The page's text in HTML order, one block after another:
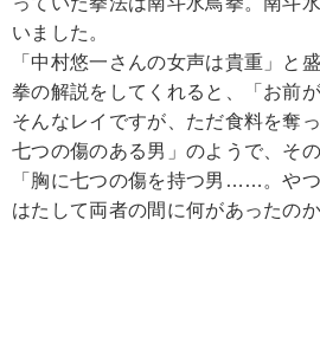
いました。
「中村悠一さんの女声は貴重」
拳の解説をしてくれると、「お前
そんなレイですが、ただ食料を奪
七つの傷のある男」のようで、そ
「胸に七つの傷を持つ男……。や
はたして両者の間に何があったの